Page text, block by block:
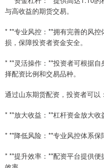
与高收益的期货交易。
* **专业风控：**拥有完善的风
损，保障投资者资金安全。
* **灵活操作：**投资者可根据
择配资比例和交易品种。
通过山东期货配资，投资者可以：
* **放大收益：**杠杆资金放大收
* **降低风险：**专业风控体系保
* **提升效率：**配资平台提供